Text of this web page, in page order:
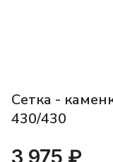
Сетка -
430/430